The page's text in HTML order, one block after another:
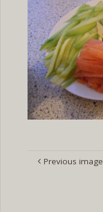
Previous image